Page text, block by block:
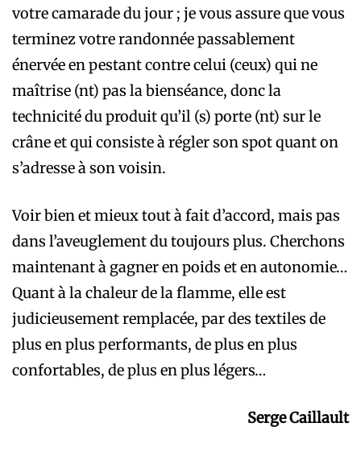
votre camarade du jour ; je vous assure que vous
terminez votre randonnée passablement
énervée en pestant contre celui (ceux) qui ne
maîtrise (nt) pas la bienséance, donc la
technicité du produit qu’il (s) porte (nt) sur le
crâne et qui consiste à régler son spot quant on
s’adresse à son voisin.
Voir bien et mieux tout à fait d’accord, mais pas
dans l’aveuglement du toujours plus. Cherchons
maintenant à gagner en poids et en autonomie…
Quant à la chaleur de la flamme, elle est
judicieusement remplacée, par des textiles de
plus en plus performants, de plus en plus
confortables, de plus en plus légers…
Serge Caillault